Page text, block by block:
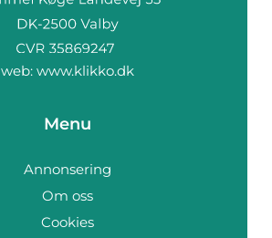
web: www.klikko.dk
Menu
Annonsering
Om oss
Cookies